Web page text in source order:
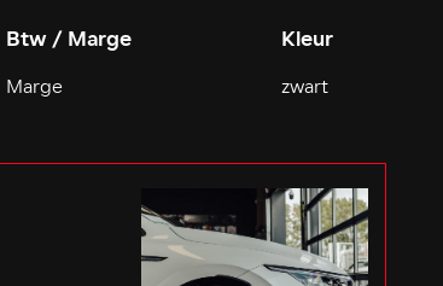
Btw / Marge
Marge
Kleur
zwart